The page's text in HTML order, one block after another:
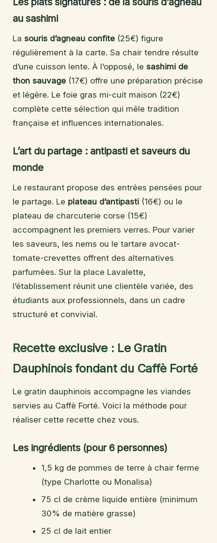
au sashimi
La souris d’agneau confite (25€) figure
régulièrement à la carte. Sa chair tendre résulte
d’une cuisson lente. À l’opposé, le sashimi de
thon sauvage (17€) offre une préparation précise
et légère. Le foie gras mi-cuit maison (22€)
complète cette sélection qui mêle tradition
française et influences internationales.
L’art du partage : antipasti et saveurs du
monde
Le restaurant propose des entrées pensées pour
le partage. Le plateau d’antipasti (16€) ou le
plateau de charcuterie corse (15€)
accompagnent les premiers verres. Pour varier
les saveurs, les nems ou le tartare avocat-
tomate-crevettes offrent des alternatives
parfumées. Sur la place Lavalette,
l’établissement réunit une clientèle variée, des
étudiants aux professionnels, dans un cadre
structuré et convivial.
Recette exclusive : Le Gratin
Dauphinois fondant du Caffè Forté
Le gratin dauphinois accompagne les viandes
servies au Caffè Forté. Voici la méthode pour
réaliser cette recette chez vous.
Les ingrédients (pour 6 personnes)
1,5 kg de pommes de terre à chair ferme
(type Charlotte ou Monalisa)
75 cl de crème liquide entière (minimum
30% de matière grasse)
25 cl de lait entier